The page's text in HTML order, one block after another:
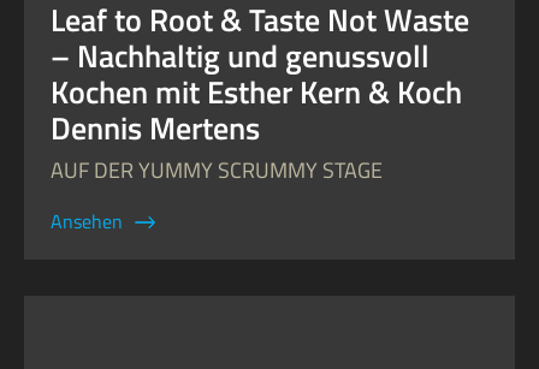
Leaf to Root & Taste Not Waste
– Nachhaltig und genussvoll
Kochen mit Esther Kern & Koch
Dennis Mertens
AUF DER YUMMY SCRUMMY STAGE
Ansehen